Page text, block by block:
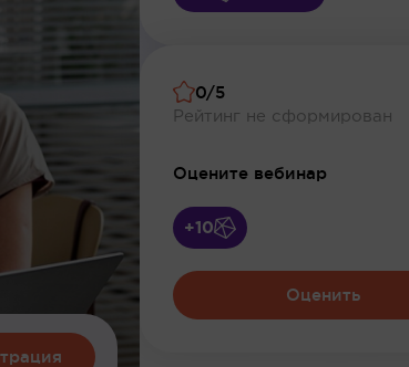
0/5
Рейтинг не сформирован
Оцените вебинар
+10
Оценить